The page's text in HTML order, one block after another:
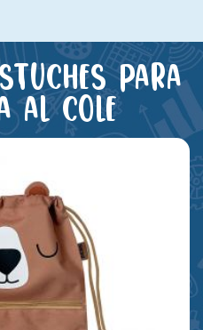
para
al cole